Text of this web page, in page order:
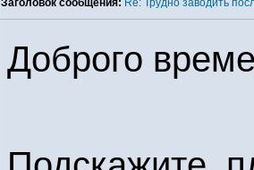
Заголовок сообщения: Re: Трудно заводить
Доброго